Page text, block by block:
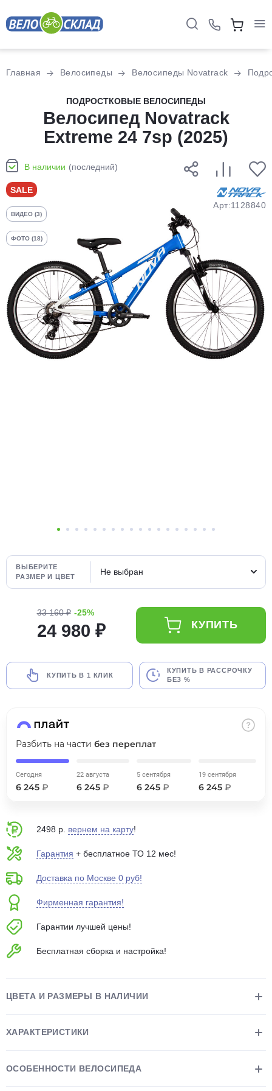
Главная Велосипеды Велосипеды Novatrack
ПОДРОСТКОВЫЕ ВЕЛОСИПЕДЫ
Велосипед Novatrack
Extreme 24 7sp (2025)
В наличии (последний)
SALE
ВИДЕО (3)
ФОТО (18)
Арт:1128840
ВЫБЕРИТЕ
РАЗМЕР И ЦВЕТ
Не выбран
33 160 ₽ -25%
24 980 ₽ КУПИТЬ
КУПИТЬ В 1 КЛИК
КУПИТЬ В РАССРОЧКУ
БЕЗ %
Разбить на части без переплат
Сегодня
6 245 ₽
22 августа
6 245 ₽
5 сентября
6 245 ₽
19 сентября
6 245 ₽
2498 р. вернем на карту!
Гарантия + бесплатное ТО 12 мес!
Доставка по Москве 0 руб!
Фирменная гарантия!
Гарантии лучшей цены!
Бесплатная сборка и настройка!
ЦВЕТА И РАЗМЕРЫ В НАЛИЧИИ
ХАРАКТЕРИСТИКИ
ОСОБЕННОСТИ ВЕЛОСИПЕДА
Разбейте
оплатуна части
без переплат
График платежей
25%
Добавляйте товары
в корзину
Оплачивайте сегодня только
25% картой любого банка
об оплате Плайтом
25
недели
Остались вопросы?
8 800 302-02-51